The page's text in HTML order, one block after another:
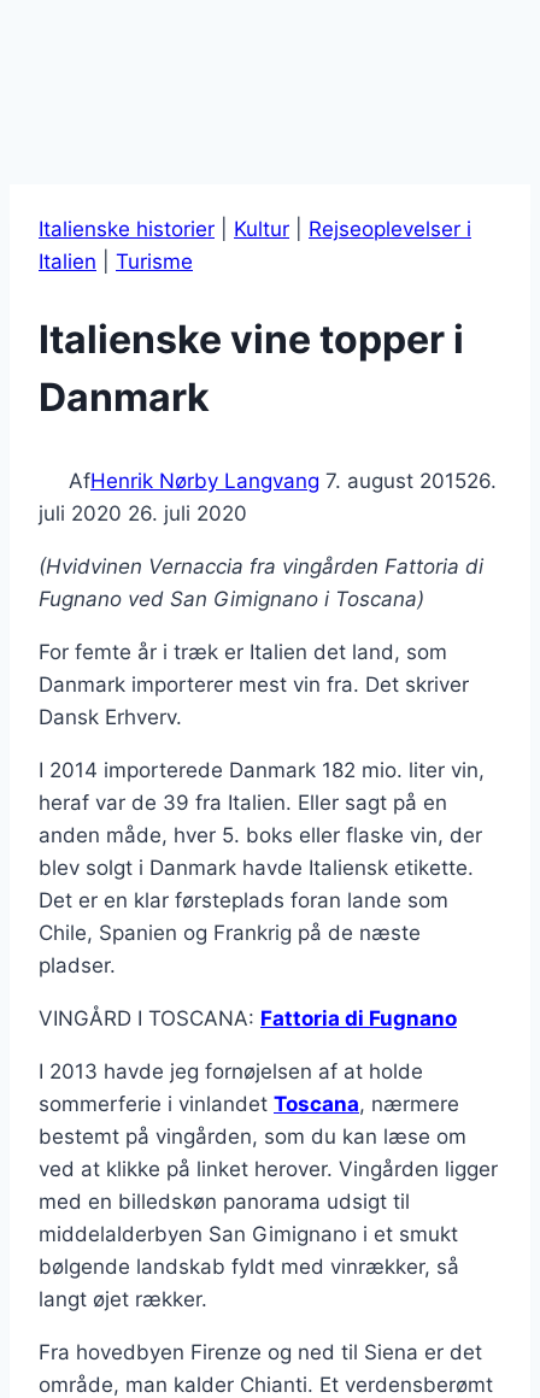
Italienske historier Kultur
Rejseoplevelser i
Italien
Turisme
Italienske vine topper i
Danmark
AfHenrik Nørby Langvang 7. august 201526.
juli 2020 26. juli 2020
(Hvidvinen Vernaccia fra vingården Fattoria di
Fugnano ved San Gimignano i Toscana)
For femte år i træk er Italien det land, som
Danmark importerer mest vin fra. Det skriver
Dansk Erhverv.
I 2014 importerede Danmark 182 mio. liter vin,
heraf var de 39 fra Italien. Eller sagt på en
anden måde, hver 5. boks eller flaske vin, der
blev solgt i Danmark havde Italiensk etikette.
Det er en klar førsteplads foran lande som
Chile, Spanien og Frankrig på de næste
pladser.
VINGÅRD I TOSCANA: Fattoria di Fugnano
I 2013 havde jeg fornøjelsen af at holde
sommerferie i vinlandet Toscana, nærmere
bestemt på vingården, som du kan læse om
ved at klikke på linket herover. Vingården ligger
med en billedskøn panorama udsigt til
middelalderbyen San Gimignano i et smukt
bølgende landskab fyldt med vinrækker, så
langt øjet rækker.
Fra hovedbyen Firenze og ned til Siena er det
område, man kalder Chianti. Et verdensberømt